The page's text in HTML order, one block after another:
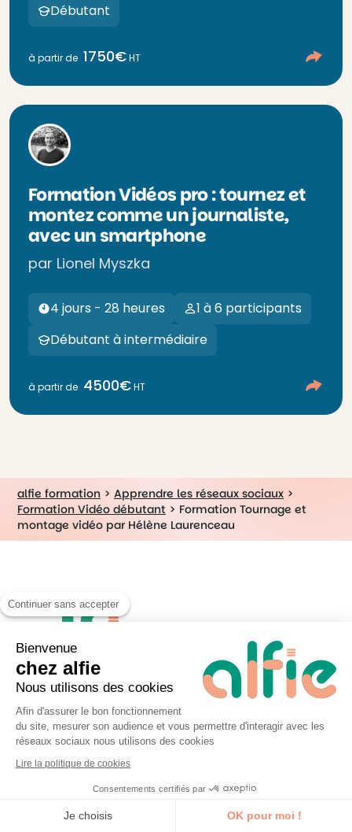
Débutant
à partir de 1750€HT
Formation Vidéos pro : tournez et
montez comme un journaliste,
avec un smartphone
par Lionel Myszka
4 jours - 28 heures
1 à 6 participants
Débutant à intermédiaire
à partir de 4500€HT
alfie formation > Apprendre les réseaux sociaux >
Formation Vidéo débutant > Formation Tournage et
montage vidéo par Hélène Laurenceau
alfie est une marque commerciale de
la société UP&KO.N° 52440914744
(UP&KO). Cet enregistrement ne vaut
pas agrément de l’état.
Continuer sans accepter
Bienvenue
chez alfie
Nous utilisons des cookies
Afin d'assurer le bon fonctionnement
du site, mesurer son audience et vous permettre d'interagir avec les
réseaux sociaux nous utilisons des cookies
Lire la politique de cookies
Consentements certifiés par
Je choisis OK pour moi !